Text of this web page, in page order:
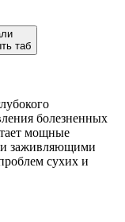
болезненных
мощные
заживляющими
сухих и